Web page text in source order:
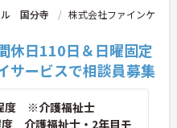
ル 国分寺
株式会社ファインケ
休日110日＆日曜固定
ービスで相談員募集
度 ※介護福祉士
介護福祉士・2年目モ